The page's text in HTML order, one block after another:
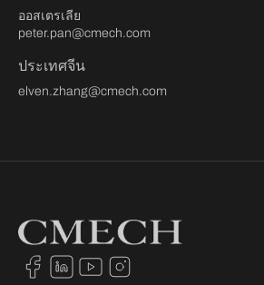
ออสเตรเลีย
peter.pan@cmech.com
ประเทศจีน
elven.zhang@cmech.com